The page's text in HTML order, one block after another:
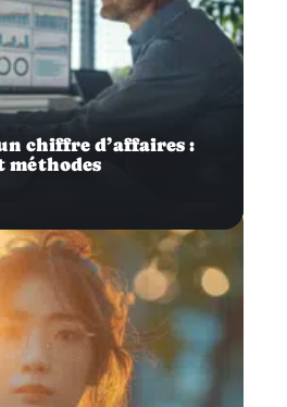
chiffre d’affaires :
méthodes